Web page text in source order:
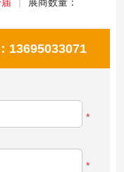
13695033071
*
*